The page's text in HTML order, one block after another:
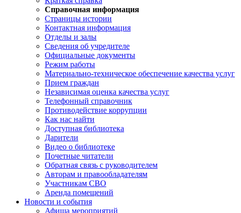
Справочная информация
Страницы истории
Контактная информация
Отделы и залы
Сведения об учредителе
Официальные документы
Режим работы
Материально-техническое обеспечение качества услуг
Прием граждан
Независимая оценка качества услуг
Телефонный справочник
Противодействие коррупции
Как нас найти
Доступная библиотека
Дарители
Видео о библиотеке
Почетные читатели
Обратная связь с руководителем
Авторам и правообладателям
Участникам СВО
Аренда помещений
Новости и события
Афиша мероприятий